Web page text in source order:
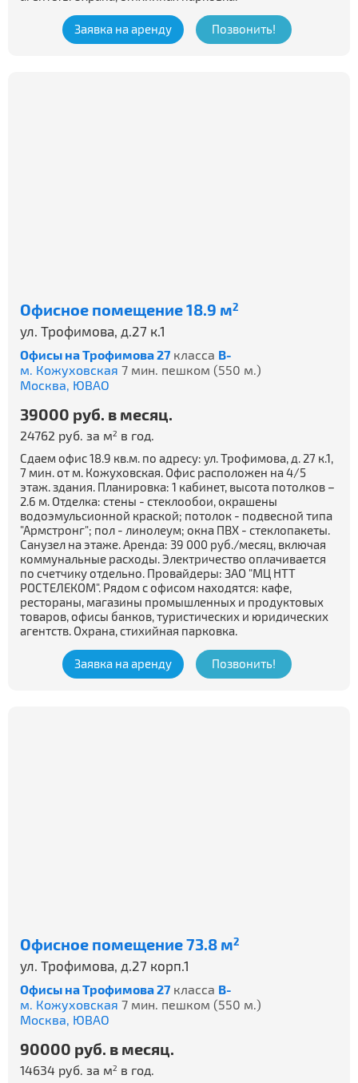
Заявка на аренду Позвонить!
Офисное помещение 18.9 м2
ул. Трофимова, д.27 к.1
Офисы на Трофимова 27 класса B-
м. Кожуховская 7 мин. пешком (550 м.)
Москва, ЮВАО
39000 руб. в месяц.
24762 руб. за м2 в год.
Сдаем офис 18.9 кв.м. по адресу: ул. Трофимова, д. 27 к.1,
7 мин. от м. Кожуховская. Офис расположен на 4/5
этаж. здания. Планировка: 1 кабинет, высота потолков –
2.6 м. Отделка: стены - стеклообои, окрашены
водоэмульсионной краской; потолок - подвесной типа
"Армстронг"; пол - линолеум; окна ПВХ - стеклопакеты.
Санузел на этаже. Аренда: 39 000 руб./месяц, включая
коммунальные расходы. Электричество оплачивается
по счетчику отдельно. Провайдеры: ЗАО "МЦ НТТ
РОСТЕЛЕКОМ". Рядом с офисом находятся: кафе,
рестораны, магазины промышленных и продуктовых
товаров, офисы банков, туристических и юридических
агентств. Охрана, стихийная парковка.
Заявка на аренду Позвонить!
Офисное помещение 73.8 м2
ул. Трофимова, д.27 корп.1
Офисы на Трофимова 27 класса B-
м. Кожуховская 7 мин. пешком (550 м.)
Москва, ЮВАО
90000 руб. в месяц.
14634 руб. за м2 в год.